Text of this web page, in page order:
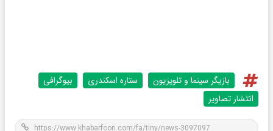
بازیگر سینما و تلویزیون ستاره اسکندری
بیوگرافی
انتشار تصاویر